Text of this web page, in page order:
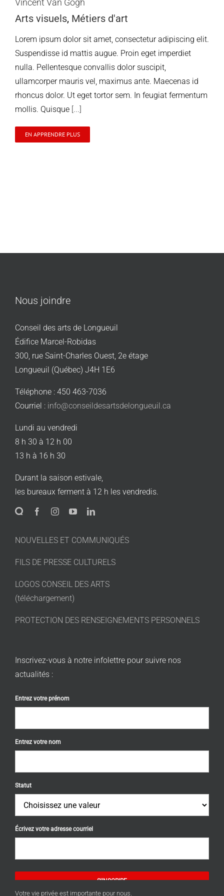
Vincent Van Gogh
Arts visuels, Métiers d'art
Lorem ipsum dolor sit amet, consectetur adipiscing elit.
Suspendisse id mattis augue. Proin eget imperdiet
nulla. Pellentesque convallis dolor suscipit,
ullamcorper mauris vel, maximus ante. Maecenas id
rhoncus dolor. Ut eget tortor sem. In feugiat fermentum
mollis. Quisque [...]
EN APPRENDRE PLUS
Nous joindre
Conseil des arts de Longueuil
Édifice Marcel-Robidas
300, rue Saint-Charles Ouest, 2e étage
Longueuil (Québec) J4H 1E6
Téléphone : 450 463-7036
Courriel : info@conseildesartsdelongueuil.ca
Lundi au vendredi
8 h 30 à 12 h 00
13 h à 16 h 30
Durant la saison estivale,
les bureaux ferment à 12 h les vendredis.
NOUVELLES ET COMMUNIQUÉS
FILS DE PRESSE CULTURELS
LOGOS CONSEIL DES ARTS
(téléchargement)
PROTECTION DES RENSEIGNEMENTS PERSONNELS
Inscrivez-vous à notre infolettre pour suivre nos
actualités :
Entrez votre prénom
Entrez votre nom
Statut
Écrivez votre adresse courriel
S'INSCRIRE
Votre vie privée est importante pour nous.